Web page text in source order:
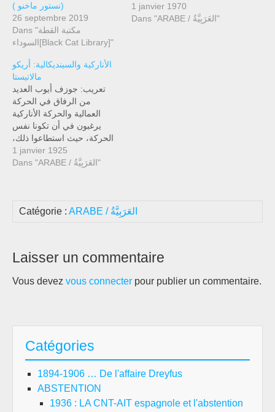
(نستور ماخنو )
26 septembre 2019
Dans "مكتبة القطة
السوداء[Black Cat Library]"
ضرورية وتعاقب للظواهر في
العالمين المادي والاجتماعي؟
1 janvier 1970
Dans "ARABE / العَرَبِيَّةُ"
الأناركية والسينديكالية: أريكو
مالاتيستا
تعريب: جوزف أيوب العديد
من الرفاق في الحركة
العمالية والحركة الأناركية
يرغبون في أن تكونا نفس
الحركة، حيث استطاعوا ذلك،
في إسبانيا والأرجنتين، وحتى
إلى حد ما في إيطاليا، فرنسا ،
واضح. وقد عُرف هؤلاء
1 janvier 1925
Dans "ARABE / العَرَبِيَّةُ"
Catégorie : ARABE / العَرَبِيَّةُ
Laisser un commentaire
Vous devez vous connecter pour publier un commentaire.
Catégories
1894-1906 … De l'affaire Dreyfus
ABSTENTION
1936 : LA CNT-AIT espagnole et l'abstention